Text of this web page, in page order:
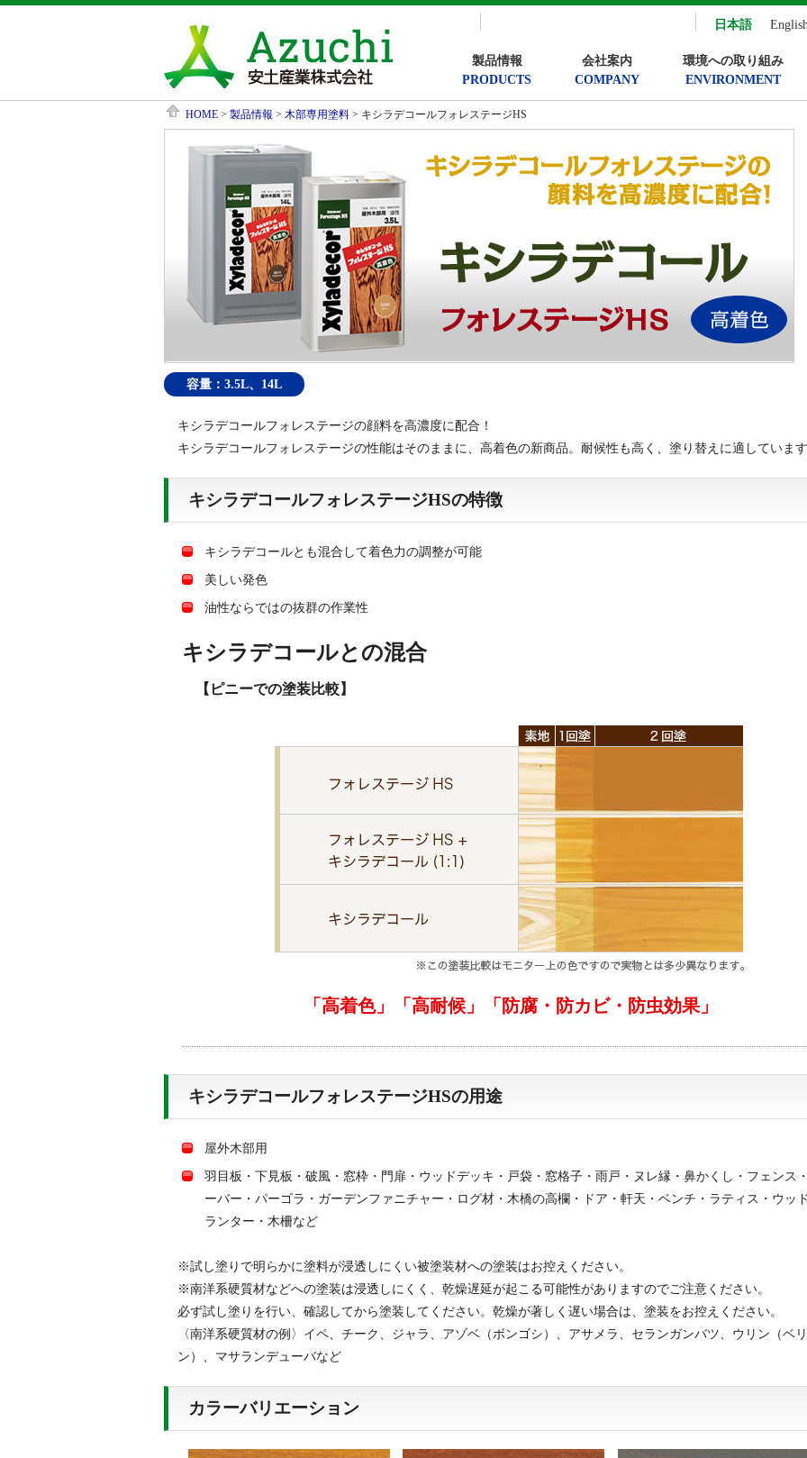
日本語
製品情報
PRODUCTS
会社案内
COMPANY
環境への取り組み
ENVIRONMENT
HOME > 製品情報 > 木部専用塗料 > キシラデコールフォレステージHS
容量：3.5L、14L
キシラデコールフォレステージの顔料を高濃度に配合！
キシラデコールフォレステージの性能はそのままに、高着色の新商品。耐候性も高く、塗り替えに適していま
キシラデコールフォレステージHSの特徴
キシラデコールとも混合して着色力の調整が可能
美しい発色
油性ならではの抜群の作業性
キシラデコールとの混合
【ピニーでの塗装比較】
「高着色」「高耐候」「防腐・防カビ・防虫効果」
キシラデコールフォレステージHSの用途
屋外木部用
羽目板・下見板・破風・窓枠・門扉・ウッドデッキ・戸袋・窓格子・雨戸・ヌレ縁・鼻かくし・フェンス
ーバー・パーゴラ・ガーデンファニチャー・ログ材・木橋の高欄・ドア・軒天・ベンチ・ラティス・ウッ
ランター・木柵など
※試し塗りで明らかに塗料が浸透しにくい被塗装材への塗装はお控えください。
※南洋系硬質材などへの塗装は浸透しにくく、乾燥遅延が起こる可能性がありますのでご注意ください。
必ず試し塗りを行い、確認してから塗装してください。乾燥が著しく遅い場合は、塗装をお控えください。
〈南洋系硬質材の例〉イペ、チーク、ジャラ、アゾベ（ボンゴシ）、アサメラ、セランガンバツ、ウリン（ベ
ン）、マサランデューバなど
カラーバリエーション